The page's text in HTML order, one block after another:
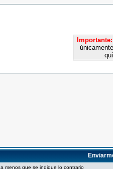
Importante:
menos que se indique lo contrario